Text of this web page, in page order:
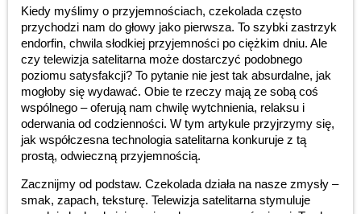
Kiedy myślimy o przyjemnościach, czekolada często
przychodzi nam do głowy jako pierwsza. To szybki zastrzyk
endorfin, chwila słodkiej przyjemności po ciężkim dniu. Ale
czy telewizja satelitarna może dostarczyć podobnego
poziomu satysfakcji? To pytanie nie jest tak absurdalne, jak
mogłoby się wydawać. Obie te rzeczy mają ze sobą coś
wspólnego – oferują nam chwilę wytchnienia, relaksu i
oderwania od codzienności. W tym artykule przyjrzymy się,
jak współczesna technologia satelitarna konkuruje z tą
prostą, odwieczną przyjemnością.
Zacznijmy od podstaw. Czekolada działa na nasze zmysły –
smak, zapach, teksturę. Telewizja satelitarna stymuluje